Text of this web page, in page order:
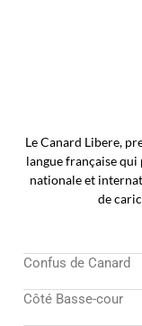
Le Canard Libere,
langue française
nationale et
de
Confus de Canard
Côté Basse-cour